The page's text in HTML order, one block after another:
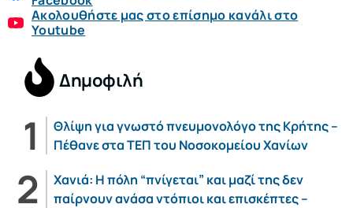
Ακολουθήστε μας στο επίσημο κανάλι στο
Youtube
Δημοφιλή
Θλίψη για γνωστό πνευμονολόγο της Κρήτης –
Πέθανε στα ΤΕΠ του Νοσοκομείου Χανίων
Χανιά: Η πόλη “πνίγεται” και μαζί της δεν
παίρνουν ανάσα ντόπιοι και επισκέπτες –